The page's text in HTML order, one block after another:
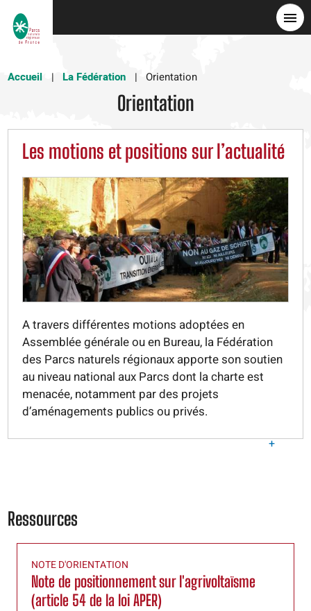
Accueil
La Fédération Orientation
Orientation
Les motions et positions sur l’actualité
A travers différentes motions adoptées en
Assemblée générale ou en Bureau, la Fédération
des Parcs naturels régionaux apporte son soutien
au niveau national aux Parcs dont la charte est
menacée, notamment par des projets
d’aménagements publics ou privés.
+
Ressources
NOTE D'ORIENTATION
Note de positionnement sur l'agrivoltaïsme
(article 54 de la loi APER)